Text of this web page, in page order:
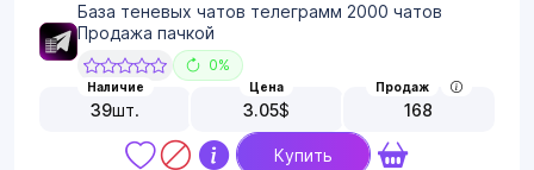
База теневых чатов телеграмм 2000 чатов
Продажа пачкой
0%
Наличие
39шт.
Цена
3.05$
Продаж
168
Купить